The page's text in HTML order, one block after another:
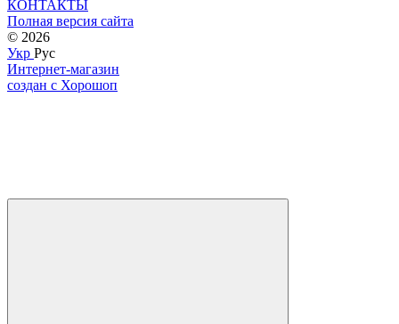
КОНТАКТЫ
Полная версия сайта
© 2026
Укр Рус
Интернет-магазин
создан с Хорошоп